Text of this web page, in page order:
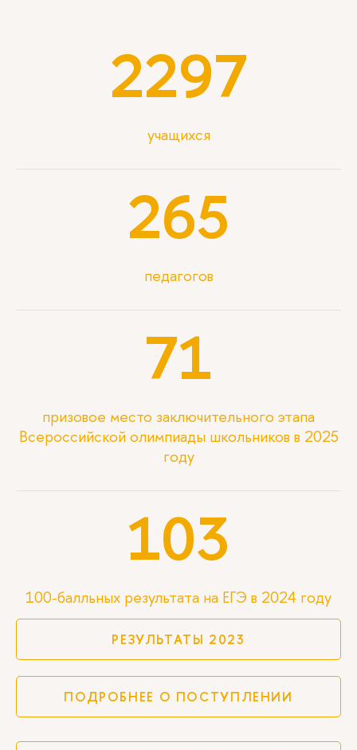
2297
учащихся
265
педагогов
71
призовое место заключительного этапа
Всероссийской олимпиады школьников в 2025
году
103
100-балльных результата на ЕГЭ в 2024 году
РЕЗУЛЬТАТЫ 2023
ПОДРОБНЕЕ О ПОСТУПЛЕНИИ